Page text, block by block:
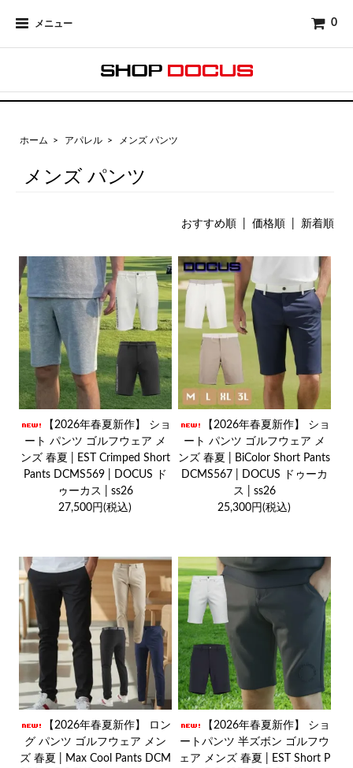
メニュー 0
ホーム > アパレル > メンズ パンツ
メンズ パンツ
おすすめ順 価格順 | 新着順
【2026年春夏新作】 ショ
ート パンツ ゴルフウェア メ
ンズ 春夏 | EST Crimped Short
Pants DCMS569 | DOCUS ド
ゥーカス | ss26
27,500円(税込)
【2026年春夏新作】 ショ
ート パンツ ゴルフウェア メ
ンズ 春夏 | BiColor Short Pants
DCMS567 | DOCUS ドゥーカ
ス | ss26
25,300円(税込)
【2026年春夏新作】 ロン
グ パンツ ゴルフウェア メン
ズ 春夏 | Max Cool Pants DCM
【2026年春夏新作】 ショ
ートパンツ 半ズボン ゴルフウ
ェア メンズ 春夏 | EST Short P